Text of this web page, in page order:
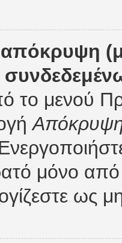
απόκρυψη
το μενού
Απόκρυψη
μόνο από
ως